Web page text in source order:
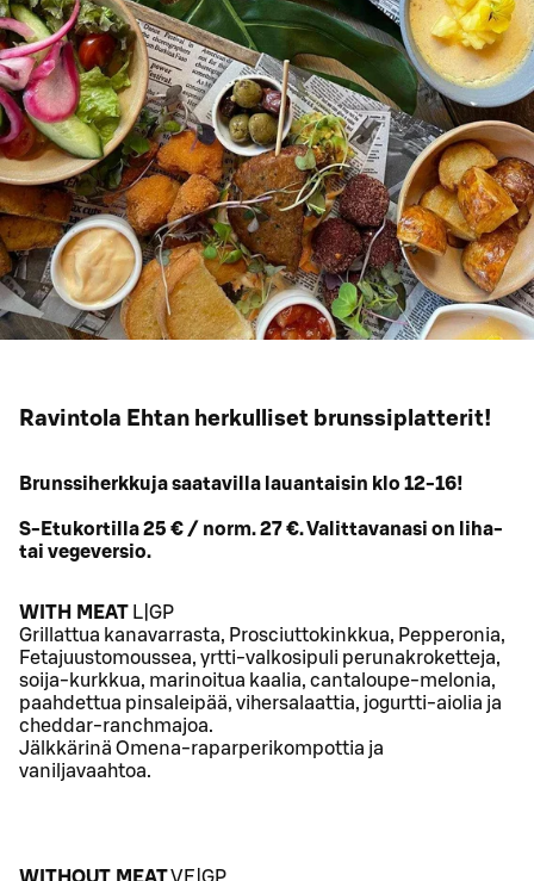
Ravintola Ehtan herkulliset brunssiplatterit!
Brunssiherkkuja saatavilla lauantaisin klo 12-16!
S-Etukortilla 25 € / norm. 27 €. Valittavanasi on liha-
tai vegeversio.
WITH MEAT L|GP
Grillattua kanavarrasta, Prosciuttokinkkua, Pepperonia,
Fetajuustomoussea, yrtti-valkosipuli perunakroketteja,
soija-kurkkua, marinoitua kaalia, cantaloupe-melonia,
paahdettua pinsaleipää, vihersalaattia, jogurtti-aiolia ja
cheddar-ranchmajoa.
Jälkkärinä Omena-raparperikompottia ja
vaniljavaahtoa.